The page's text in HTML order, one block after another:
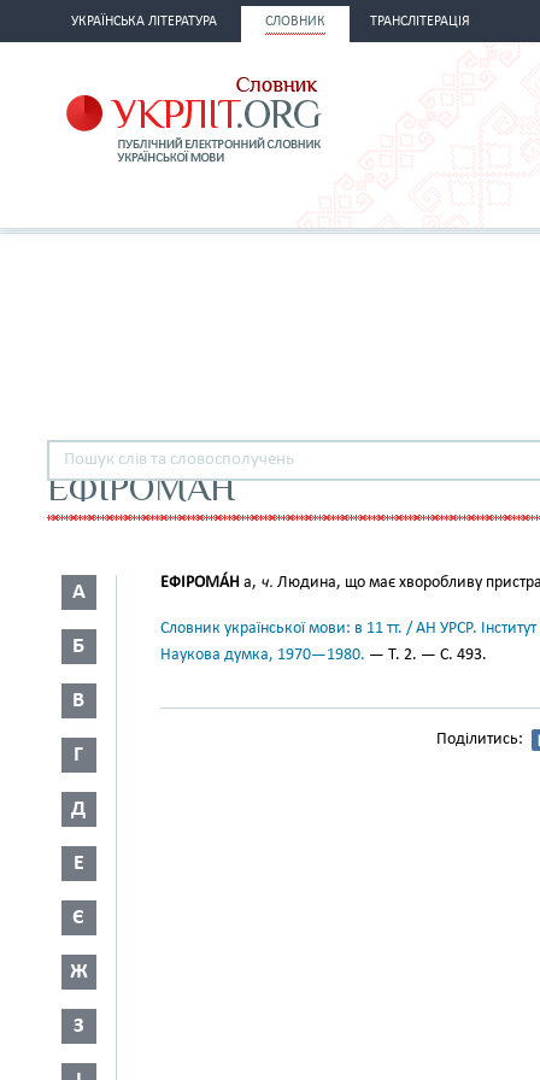
УКРАЇНСЬКА ЛІТЕРАТУРА СЛОВНИК ТРАНСЛІТЕРАЦІЯ
ЕФІРОМАН
А
Б
В
Г
Д
Е
Є
Ж
З
ЕФІРОМА́Н а, ч. Людина, що має хворобливу
Словник української мови: в 11 тт. / АН УРСР.
Наукова думка, 1970—1980. — Т. 2. — С. 493.
Поділитись: